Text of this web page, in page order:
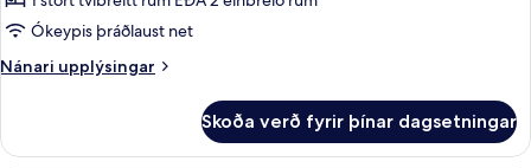
Ókeypis þráðlaust net
Nánari upplýsingar
Nánari
svíta
Skoða verð fyrir þínar dagsetningar